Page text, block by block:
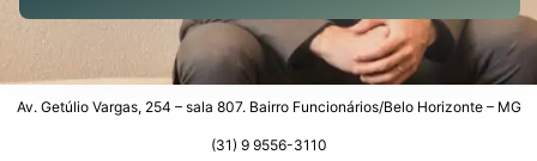
Av. Getúlio Vargas, 254 – sala 807. Bairro Funcionários/Belo Horizonte – MG
(31) 9 9556-3110